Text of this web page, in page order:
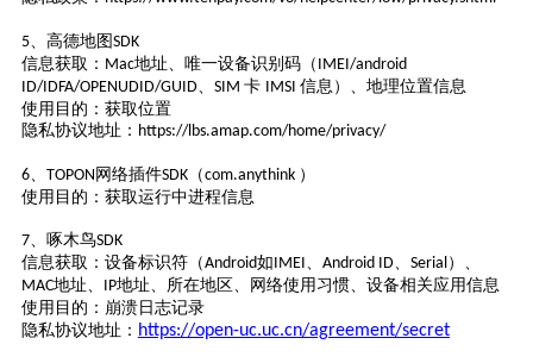
5、高德地图SDK
信息获取： Mac地址、唯一设备识别码（ IMEI/android
ID/IDFA/OPENUDID/GUID、 SIM 卡 IMSI 信息）、地理位置信息
使用目的：获取位置
隐私协议地址： https://lbs.amap.com/home/privacy/
6、 TOPON网络插件SDK（com.anythink ）
使用目的：获取运行中进程信息
7、 啄木鸟SDK
信息获取：设备标识符（Android如IMEI Android ID、 Serial ）、
MAC地址、 IP地址、所在地区、网络使用习惯、设备相关应用信息
使用目的：崩溃日志记录
隐私协议地址： https://open-uc.uc.cn/agreement/secret